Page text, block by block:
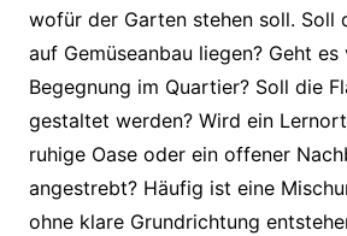
wofür der Garten stehen soll. Soll
auf Gemüseanbau liegen? Geht
Begegnung im Quartier? Soll die
gestaltet werden? Wird ein
ruhige Oase oder ein offener
angestrebt? Häufig ist eine
ohne klare Grundrichtung